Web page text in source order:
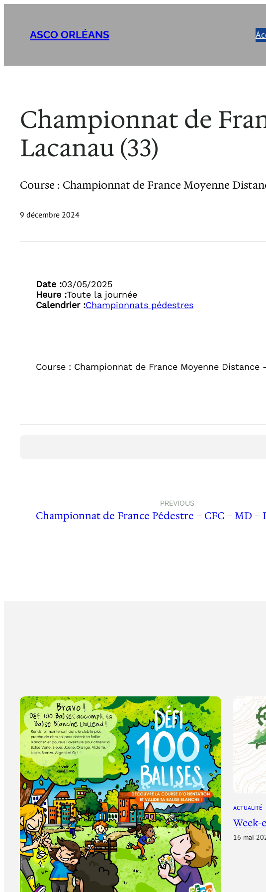
contenuASCO ORLÉANS
Championnat de
Lacanau (33)
Course : Championnat de France Moyenne
9 décembre 2024
Date :03/05/2025
Heure :Toute la journée
Calendrier :Championnats pédestres
Course : Championnat de France Moyenne
PREVIOUS
Championnat de France Pédestre – CFC – MD –
ACTUALITÉ
Week-
16 mai